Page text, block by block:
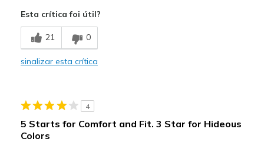
Breathe Well
Comfortable
Casual Wear
Going Out
Esta crítica foi útil?
21 0
sinalizar esta crítica
4
5 Starts for Comfort and Fit. 3 Star for Hideous
Colors